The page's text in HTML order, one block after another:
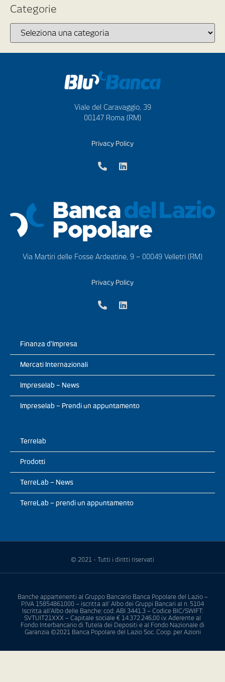
Categorie
Viale del Caravaggio, 39
00147 Roma (RM)
Privacy Policy
Via Martiri delle Fosse Ardeatine, 9 – 00049 Velletri (RM)
Privacy Policy
Finanza d’Impresa
Mercati Internazionali
Impreselab – News
Impreselab – Prendi un appuntamento
Terrelab
Prodotti
TerreLab – News
TerreLab – prendi un appuntamento
© 2021 - Tutti i diritti riservati
Banche appartenenti al Gruppo Bancario Banca Popolare del Lazio –
P.IVA 15854861000 – iscritta all’ Albo dei Gruppi Bancari al n. 5104
Iscritta all’Albo delle Banche: cod. ABI 3441.3 – Codice BIC/SWIFT:
SVTUIT21XXX – Capitale sociale € 14.372.246,00 i.v. Aderente al
Fondo Interbancario di Tutela dei Depositi e al Fondo Nazionale di
Garanzia ©2021 Banca Popolare del Lazio Soc. Coop. per Azioni